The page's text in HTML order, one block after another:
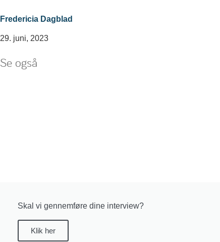
Fredericia Dagblad
29. juni, 2023
Se også
Skal vi gennemføre dine interview?
Klik her